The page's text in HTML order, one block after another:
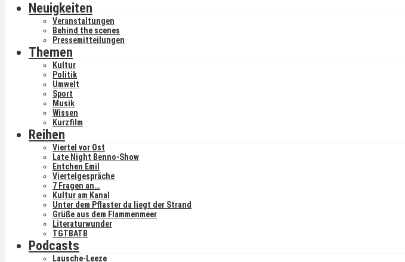
Neuigkeiten
Veranstaltungen
Behind the scenes
Pressemitteilungen
Themen
Kultur
Politik
Umwelt
Sport
Musik
Wissen
Kurzfilm
Reihen
Viertel vor Ost
Late Night Benno-Show
Entchen Emil
Viertelgespräche
7 Fragen an…
Kultur am Kanal
Unter dem Pflaster da liegt der Strand
Grüße aus dem Flammenmeer
Literaturwunder
TGTBATB
Podcasts
Lausche-Leeze